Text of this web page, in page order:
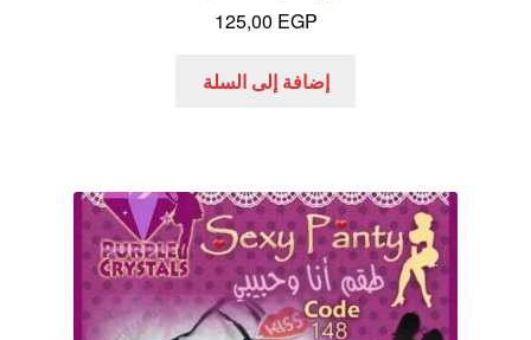
125,00 EGP
إضافة إلى السلة